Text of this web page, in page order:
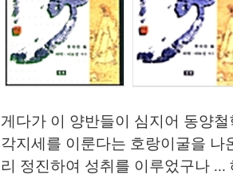
게다가 이 양반들이 심지어 동양
각지세를 이룬다는 호랑이굴을 나
리 정진하여 성취를 이루었구나